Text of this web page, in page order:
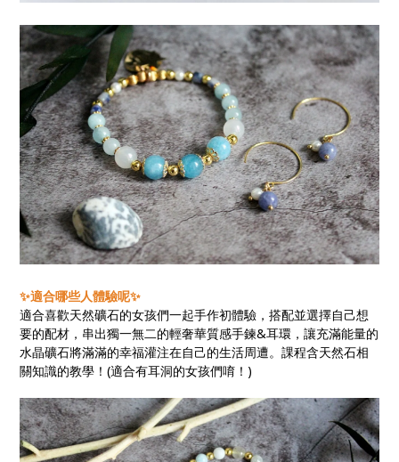
✨適合哪些人體驗呢✨
適合喜歡天然礦石的女孩們一起手作初體驗，搭配並選擇自己想
要的配材，串出獨一無二的輕奢華質感手鍊&耳環，讓充滿能量的
水晶礦石將滿滿的幸福灌注在自己的生活周遭。課程含天然石相
關知識的教學！(適合有耳洞的女孩們唷！)